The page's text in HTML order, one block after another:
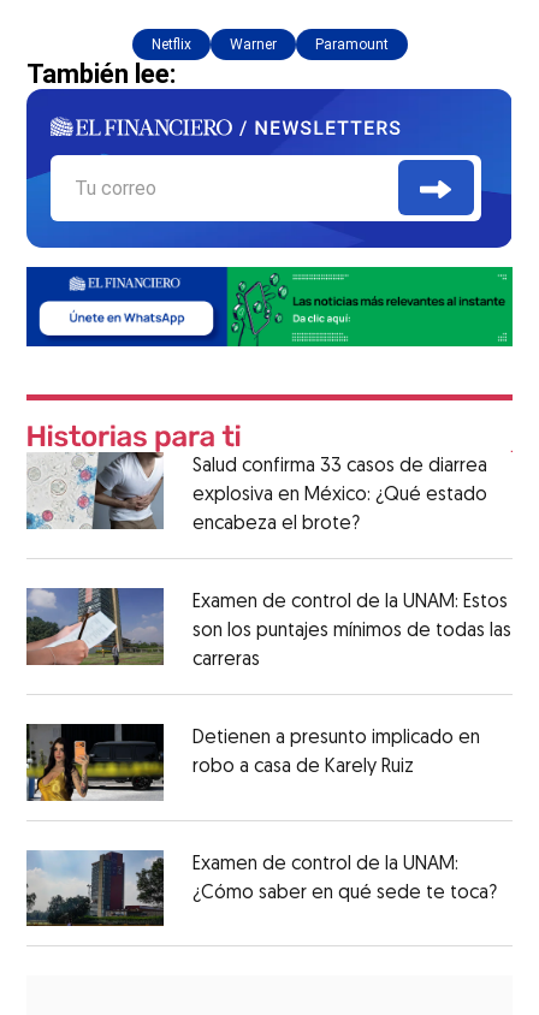
Netflix Warner Paramount
También lee:
Salud confirma 33 casos de diarrea
explosiva en México: ¿Qué estado
encabeza el brote?
Examen de control de la UNAM: Estos
son los puntajes mínimos de todas las
carreras
Detienen a presunto implicado en
robo a casa de Karely Ruiz
Examen de control de la UNAM:
¿Cómo saber en qué sede te toca?